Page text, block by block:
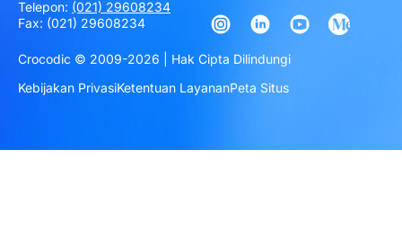
Telepon: (021) 29608234
Fax: (021) 29608234
Crocodic © 2009-2026 | Hak Cipta Dilindungi
Kebijakan PrivasiKetentuan LayananPeta Situs